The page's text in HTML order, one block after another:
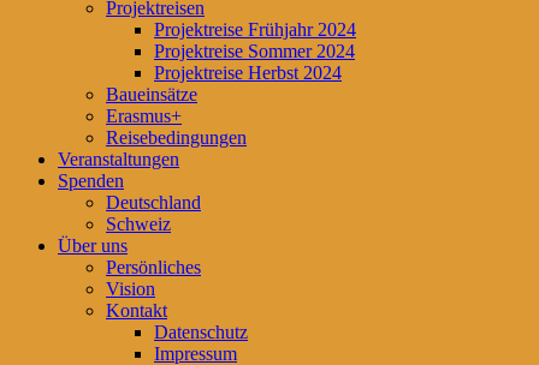
Projektreisen
Projektreise Frühjahr 2024
Projektreise Sommer 2024
Projektreise Herbst 2024
Baueinsätze
Erasmus+
Reisebedingungen
Veranstaltungen
Spenden
Deutschland
Schweiz
Über uns
Persönliches
Vision
Kontakt
Datenschutz
Impressum